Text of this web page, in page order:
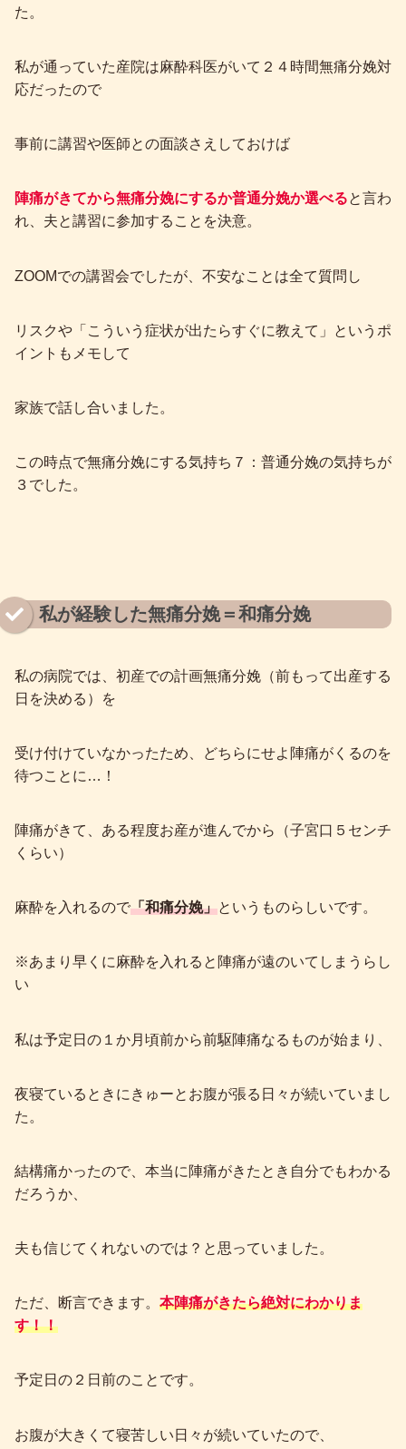
た。
私が通っていた産院は麻酔科医がいて２４時間無痛分娩対
応だったので
事前に講習や医師との面談さえしておけば
陣痛がきてから無痛分娩にするか普通分娩か選べると言わ
れ、夫と講習に参加することを決意。
ZOOMでの講習会でしたが、不安なことは全て質問し
リスクや「こういう症状が出たらすぐに教えて」というポ
イントもメモして
家族で話し合いました。
この時点で無痛分娩にする気持ち７：普通分娩の気持ちが
３でした。
私が経験した無痛分娩＝和痛分娩
私の病院では、初産での計画無痛分娩（前もって出産する
日を決める）を
受け付けていなかったため、どちらにせよ陣痛がくるのを
待つことに…！
陣痛がきて、ある程度お産が進んでから（子宮口５センチ
くらい）
麻酔を入れるので「和痛分娩」というものらしいです。
※あまり早くに麻酔を入れると陣痛が遠のいてしまうらし
い
私は予定日の１か月頃前から前駆陣痛なるものが始まり、
夜寝ているときにきゅーとお腹が張る日々が続いていまし
た。
結構痛かったので、本当に陣痛がきたとき自分でもわかる
だろうか、
夫も信じてくれないのでは？と思っていました。
ただ、断言できます。 本陣痛がきたら絶対にわかりま
す！！
予定日の２日前のことです。
お腹が大きくて寝苦しい日々が続いていたので、